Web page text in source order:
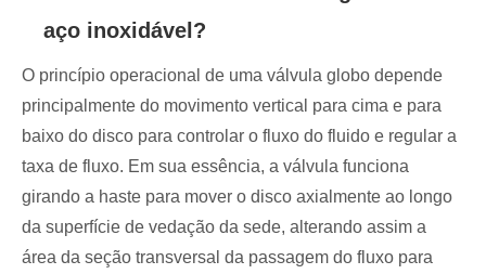
aço inoxidável?
O princípio operacional de uma válvula globo depende
principalmente do movimento vertical para cima e para
baixo do disco para controlar o fluxo do fluido e regular a
taxa de fluxo. Em sua essência, a válvula funciona
girando a haste para mover o disco axialmente ao longo
da superfície de vedação da sede, alterando assim a
área da seção transversal da passagem do fluxo para